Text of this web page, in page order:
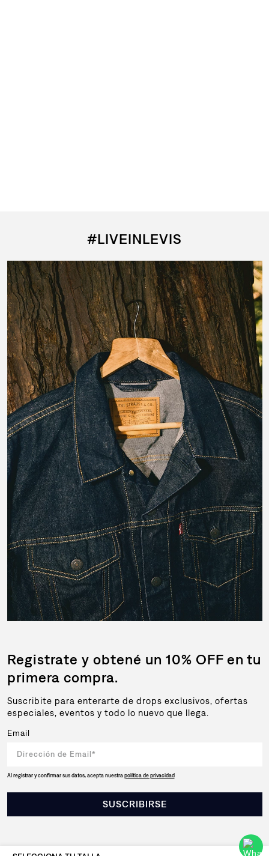
#LIVEINLEVIS
Registrate y obtené un 10% OFF en tu
primera compra.
Suscribite para enterarte de drops exclusivos, ofertas
especiales, eventos y todo lo nuevo que llega.
Email
Al registrar y confirmar sus datos, acepta nuestrapolítica de privacidad
SUSCRIBIRSE